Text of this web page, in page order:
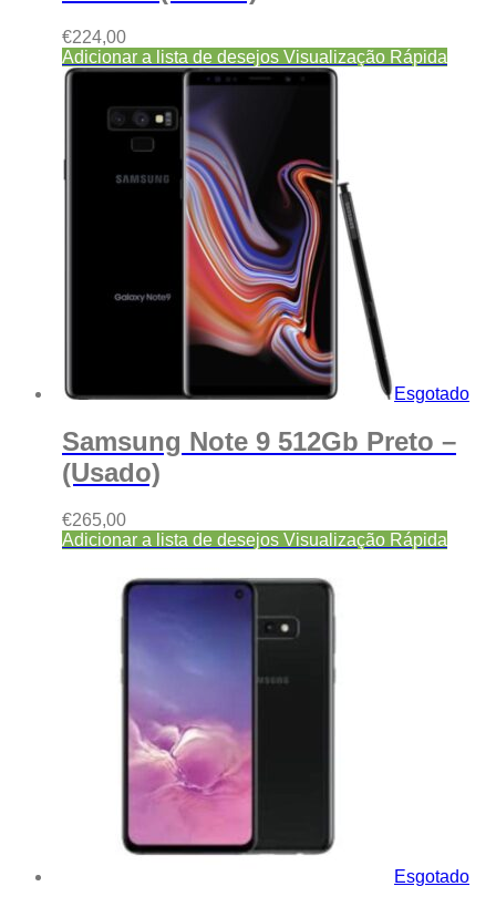
€224,00
Adicionar a lista de desejos Visualização Rápida
Esgotado
Samsung Note 9 512Gb Preto –
(Usado)
€265,00
Adicionar a lista de desejos Visualização Rápida
Esgotado